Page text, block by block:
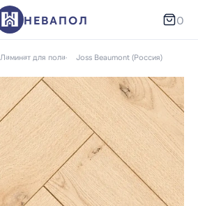
НЕВАПОЛ 0
Ламинат для пола Joss Beaumont (Россия)